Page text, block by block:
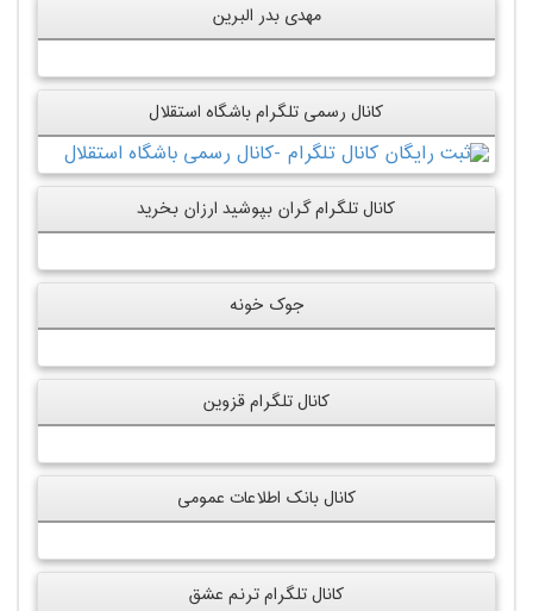
مهدی بدر البرین
کانال رسمی تلگرام باشگاه استقلال
کانال تلگرام گران بپوشید ارزان بخرید
جوک خونه
کانال تلگرام قزوین
کانال بانک اطلاعات عمومی
کانال تلگرام ترنم عشق